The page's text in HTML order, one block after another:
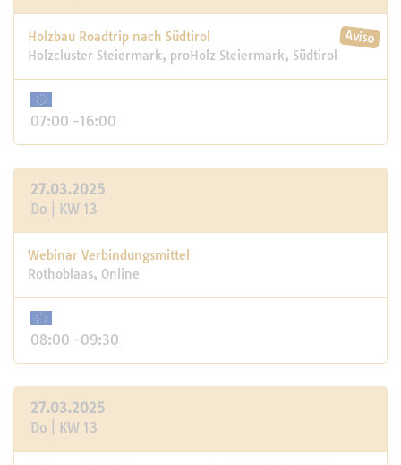
Holzbau Roadtrip nach Südtirol
Holzcluster Steiermark, proHolz Steiermark, Südtirol
07:00 -16:00
27.03.2025
Do | KW 13
Webinar Verbindungsmittel
Rothoblaas, Online
08:00 -09:30
27.03.2025
Do | KW 13